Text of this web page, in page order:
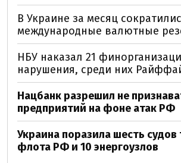
В Украине за месяц
международные валютные
НБУ наказал 21
нарушения, среди них
Нацбанк разрешил не
предприятий на фоне атак РФ
Украина поразила шесть судов
флота РФ и 10 энергоузлов